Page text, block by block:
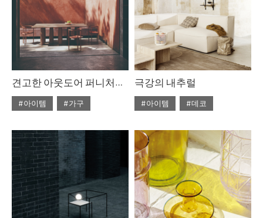
견고한 아웃도어 퍼니처를 찾고 있다면
#아이템
#가구
#ISSUE263
#테이블
극강의 내추럴
#아이템
#데코
#6월호 뉴
#뉴
#디올
#라탄
#리넨
#우드
#의자
#자라홈
#조명
#체어
#테이블
#토즈
#펌리빙